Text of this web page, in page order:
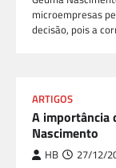
microempresas
decisão, pois a
ARTIGOS
A importância
Nascimento
HB 27/12/